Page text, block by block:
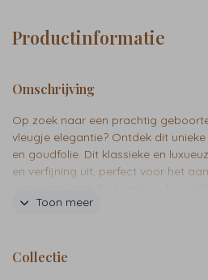
Productinformatie
Omschrijving
Op zoek naar een prachtig
vleugje elegantie? Ontdek dit
en goudfolie. Dit klassieke en
en verfijning uit, perfect voor het
combinatie van het opvallende
indruk achterlaat. Met oog voor
Toon meer
Collectie